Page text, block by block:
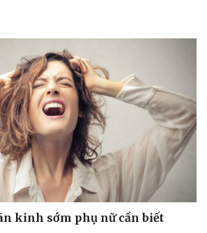
kinh sớm phụ nữ cần biết